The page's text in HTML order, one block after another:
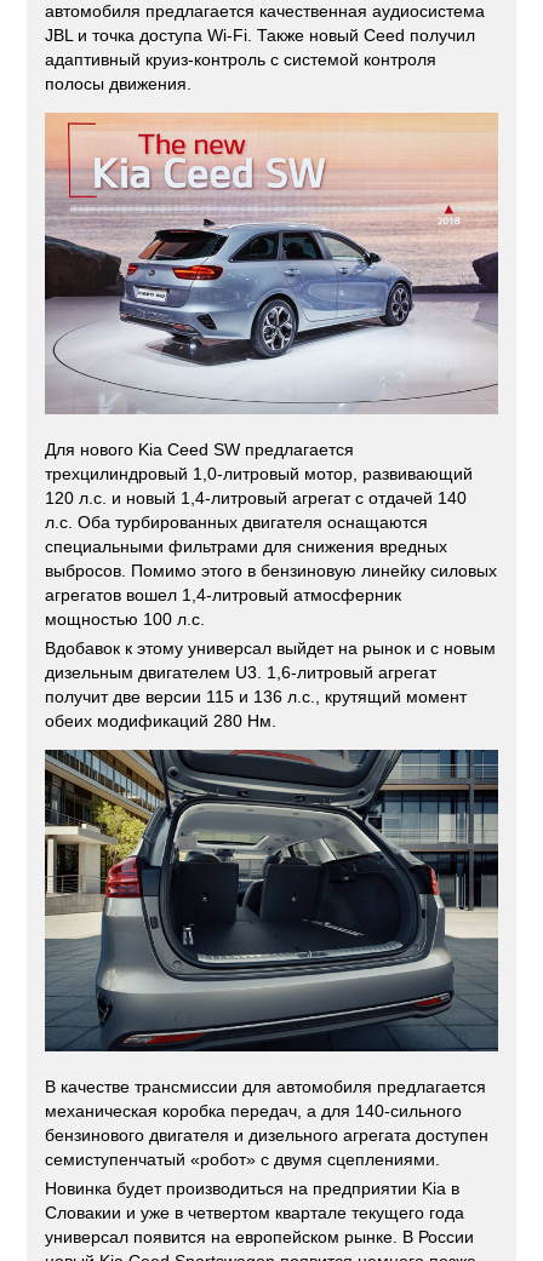
автомобиля предлагается качественная аудиосистема
JBL и точка доступа Wi-Fi. Также новый Ceed получил
адаптивный круиз-контроль с системой контроля
полосы движения.
Для нового Kia Ceed SW предлагается
трехцилиндровый 1,0-литровый мотор, развивающий
120 л.с. и новый 1,4-литровый агрегат с отдачей 140
л.с. Оба турбированных двигателя оснащаются
специальными фильтрами для снижения вредных
выбросов. Помимо этого в бензиновую линейку силовых
агрегатов вошел 1,4-литровый атмосферник
мощностью 100 л.с.
Вдобавок к этому универсал выйдет на рынок и с новым
дизельным двигателем U3. 1,6-литровый агрегат
получит две версии 115 и 136 л.с., крутящий момент
обеих модификаций 280 Нм.
В качестве трансмиссии для автомобиля предлагается
механическая коробка передач, а для 140-сильного
бензинового двигателя и дизельного агрегата доступен
семиступенчатый «робот» с двумя сцеплениями.
Новинка будет производиться на предприятии Kia в
Словакии и уже в четвертом квартале текущего года
универсал появится на европейском рынке. В России